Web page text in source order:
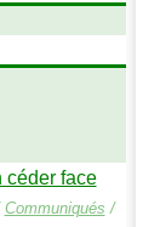
céder face
Communiqués /